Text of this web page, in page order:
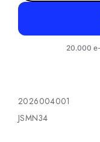
2026004001
JSMN34